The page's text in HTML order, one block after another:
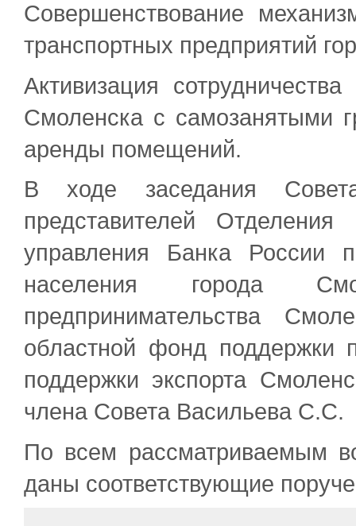
Совершенствование
транспортных предприятий
Активизация
Смоленска с самозанятыми
аренды помещений.
В ходе заседания
представителей
управления Банка
населения города
предпринимательства
областной фонд поддержки
поддержки экспорта
члена Совета Васильева С.С.
По всем рассматриваемым
даны соответствующие